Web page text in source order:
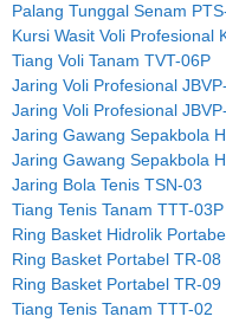
Palang Tunggal Senam
Kursi Wasit Voli Profesional
Tiang Voli Tanam TVT-06P
Jaring Voli Profesional
Jaring Voli Profesional
Jaring Gawang Sepakbola
Jaring Gawang Sepakbola
Jaring Bola Tenis TSN-03
Tiang Tenis Tanam TTT-03P
Ring Basket Hidrolik
Ring Basket Portabel TR-08
Ring Basket Portabel TR-09
Tiang Tenis Tanam TTT-02